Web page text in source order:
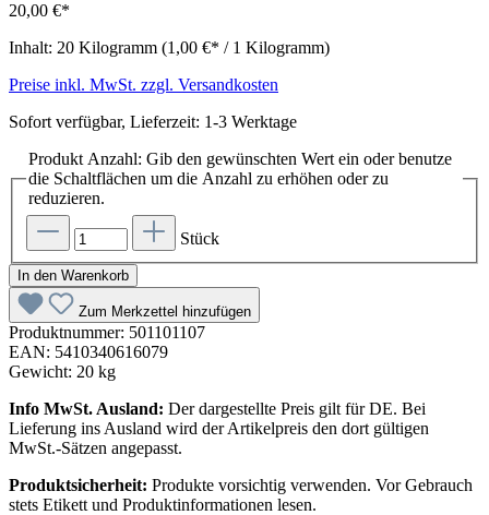
20,00 €*
Inhalt: 20 Kilogramm (1,00 €* / 1 Kilogramm)
Preise inkl. MwSt. zzgl. Versandkosten
Sofort verfügbar, Lieferzeit: 1-3 Werktage
Produkt Anzahl: Gib den gewünschten Wert ein oder benutze
die Schaltflächen um die Anzahl zu erhöhen oder zu
reduzieren.
Stück
In den Warenkorb
Zum Merkzettel hinzufügen
Produktnummer: 501101107
EAN: 5410340616079
Gewicht: 20 kg
Info MwSt. Ausland: Der dargestellte Preis gilt für DE. Bei
Lieferung ins Ausland wird der Artikelpreis den dort gültigen
MwSt.-Sätzen angepasst.
Produktsicherheit: Produkte vorsichtig verwenden. Vor Gebrauch
stets Etikett und Produktinformationen lesen.